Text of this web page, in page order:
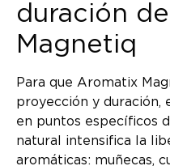
duración
Magnetiq
Para que Aromatix
proyección y duración,
en puntos específicos
natural intensifica la
aromáticas: muñecas,